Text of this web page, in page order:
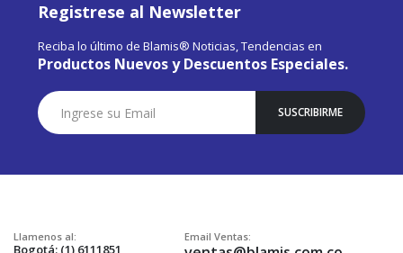
Registrese al Newsletter
Reciba lo último de Blamis® Noticias, Tendencias en
Productos Nuevos y Descuentos Especiales.
Suscríbase
a
Nuestro
SUSCRIBIRME
Llamenos al:
Bogotá: (1) 6111851
Email Ventas: